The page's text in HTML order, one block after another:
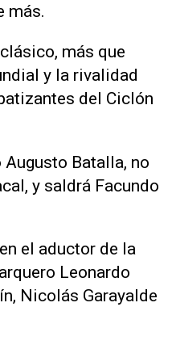
más.
más que
y la rivalidad
del Ciclón
Batalla, no
y saldrá Facundo
el aductor de la
Leonardo
Nicolás Garayalde